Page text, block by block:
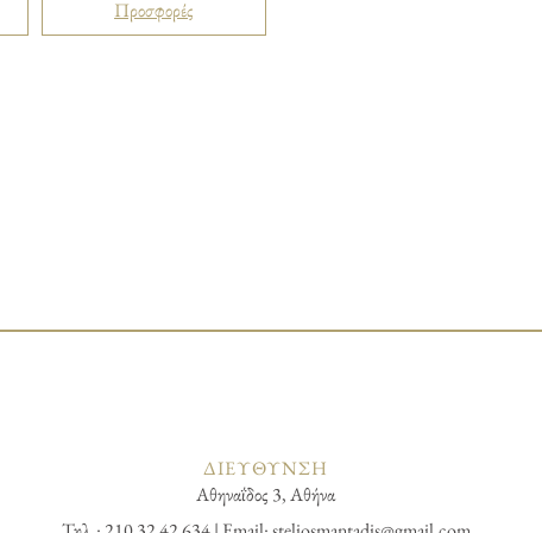
Προσφορές
ΔΙΕΥΘΥΝΣΗ
Αθηναΐδος 3, Αθήνα